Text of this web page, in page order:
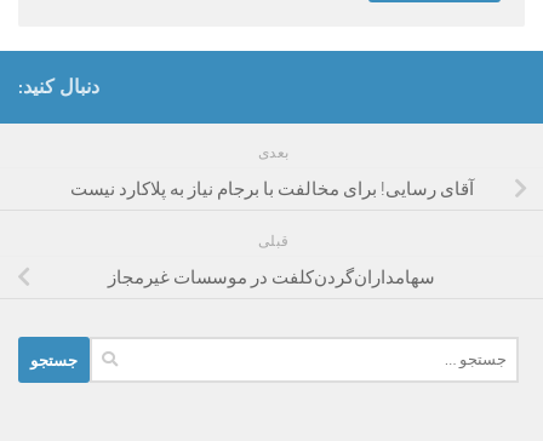
دنبال کنید:
بعدی
آقای رسایی! برای مخالفت با برجام نیاز به پلاکارد نیست
قبلی
سهامداران‌گردن‌کلفت در موسسات غیرمجاز
برای: